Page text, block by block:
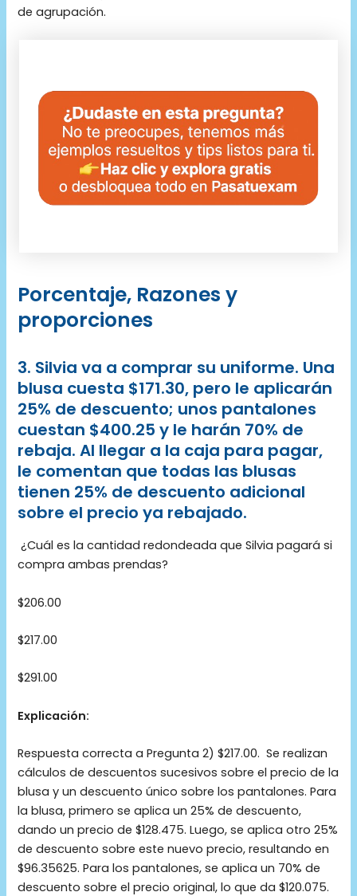
de agrupación.
Porcentaje, Razones y
proporciones
3. Silvia va a comprar su uniforme. Una
blusa cuesta $171.30, pero le aplicarán
25% de descuento; unos pantalones
cuestan $400.25 y le harán 70% de
rebaja. Al llegar a la caja para pagar,
le comentan que todas las blusas
tienen 25% de descuento adicional
sobre el precio ya rebajado.
¿Cuál es la cantidad redondeada que Silvia pagará si
compra ambas prendas?
$206.00
$217.00
$291.00
Explicación:
Respuesta correcta a Pregunta 2) $217.00. Se realizan
cálculos de descuentos sucesivos sobre el precio de la
blusa y un descuento único sobre los pantalones. Para
la blusa, primero se aplica un 25% de descuento,
dando un precio de $128.475. Luego, se aplica otro 25%
de descuento sobre este nuevo precio, resultando en
$96.35625. Para los pantalones, se aplica un 70% de
descuento sobre el precio original, lo que da $120.075.